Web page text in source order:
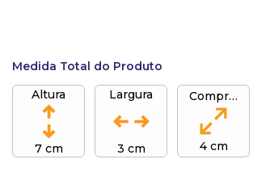
Medida Total do Produto
Altura
7 cm
Largura
3 cm
Comprimento
4 cm